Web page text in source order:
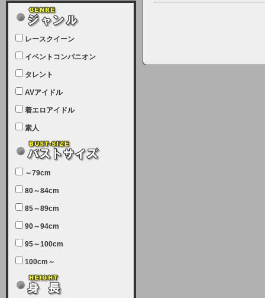
12月21日（日曜日）午前9：00か
ら午前11：00（予定）でサーバー
メンテナンスを実施します。ユーザ
ー様にはご迷惑をおかけしますがご
理解いただけます様、宜しくお願い
致します。
2025-07-05 (土)
【サーバーメンテナンス完了のお知
本日、サーバーメンテナンスのため
ユーザー様には大変ご迷惑をおかけ
しました。無事、メンテナンスが完
致します。
2025-06-11 (水)
【サーバーメンテナンス実施につい
7月5日（土曜日）午前7：00から午
テナンスを実施します。ユーザー様
にはご迷惑をおかけしますがご理解
レースクイーン
イベントコンパニオン
タレント
AVアイドル
着エロアイドル
素人
～79cm
80～84cm
85～89cm
90～94cm
95～100cm
100cm～